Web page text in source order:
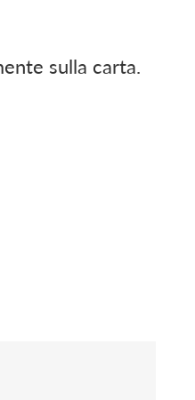
sulla carta.